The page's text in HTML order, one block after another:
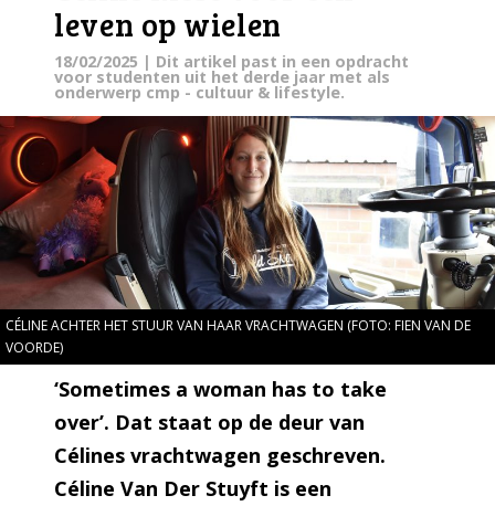
leven op wielen
18/02/2025 | Dit artikel past in een opdracht
voor studenten uit het derde jaar met als
onderwerp cmp - cultuur & lifestyle.
CÉLINE ACHTER HET STUUR VAN HAAR VRACHTWAGEN (FOTO: FIEN VAN DE
VOORDE)
‘Sometimes a woman has to take
over’. Dat staat op de deur van
Célines vrachtwagen geschreven.
Céline Van Der Stuyft is een